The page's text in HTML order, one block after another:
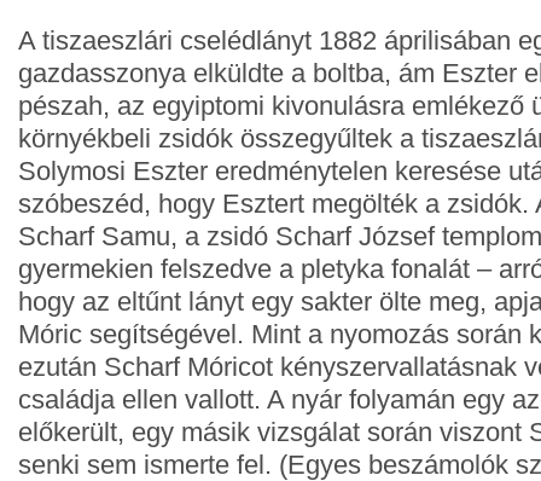
A tiszaeszlári cselédlányt 1882 áprilisában
gazdasszonya elküldte a boltba, ám Eszter
pészah, az egyiptomi kivonulásra emlékező
környékbeli zsidók összegyűltek a
Solymosi Eszter eredménytelen keresése
szóbeszéd, hogy Esztert megölték a zsidók.
Scharf Samu, a zsidó Scharf József
gyermekien felszedve a pletyka fonalát –
hogy az eltűnt lányt egy sakter ölte meg,
Móric segítségével. Mint a nyomozás során
ezután Scharf Móricot kényszervallatásnak
családja ellen vallott. A nyár folyamán egy
előkerült, egy másik vizsgálat során viszont
senki sem ismerte fel. (Egyes beszámolók